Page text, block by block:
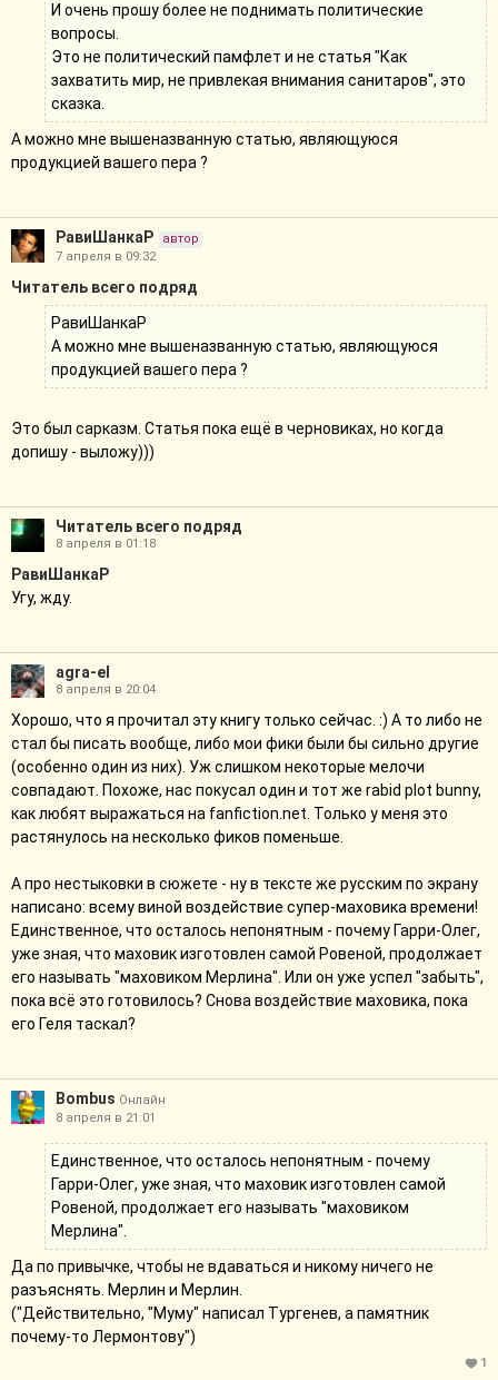
И очень прошу более не поднимать политические
вопросы.
Это не политический памфлет и не статья "Как
захватить мир, не привлекая внимания санитаров", это
сказка.
А можно мне вышеназванную статью, являющуюся
продукцией вашего пера ?
РавиШанкаР
автор
7 апреля в 09:32
Читатель всего подряд
РавиШанкаР
А можно мне вышеназванную статью, являющуюся
продукцией вашего пера ?
Это был сарказм. Статья пока ещё в черновиках, но когда
допишу - выложу)))
Читатель всего подряд
8 апреля в 01:18
РавиШанкаР
Угу, жду.
agra-el
8 апреля в 20:04
Хорошо, что я прочитал эту книгу только сейчас. :) А то либо не
стал бы писать вообще, либо мои фики были бы сильно другие
(особенно один из них). Уж слишком некоторые мелочи
совпадают. Похоже, нас покусал один и тот же rabid plot bunny,
как любят выражаться на fanfiction.net. Только у меня это
растянулось на несколько фиков поменьше.
А про нестыковки в сюжете - ну в тексте же русским по экрану
написано: всему виной воздействие супер-маховика времени!
Единственное, что осталось непонятным - почему Гарри-Олег,
уже зная, что маховик изготовлен самой Ровеной, продолжает
его называть "маховиком Мерлина". Или он уже успел "забыть",
пока всё это готовилось? Снова воздействие маховика, пока
его Геля таскал?
Bombus Онлайн
8 апреля в 21:01
Единственное, что осталось непонятным - почему
Гарри-Олег, уже зная, что маховик изготовлен самой
Ровеной, продолжает его называть "маховиком
Мерлина".
Да по привычке, чтобы не вдаваться и никому ничего не
разъяснять. Мерлин и Мерлин.
("Действительно, "Муму" написал Тургенев, а памятник
почему-то Лермонтову")
1